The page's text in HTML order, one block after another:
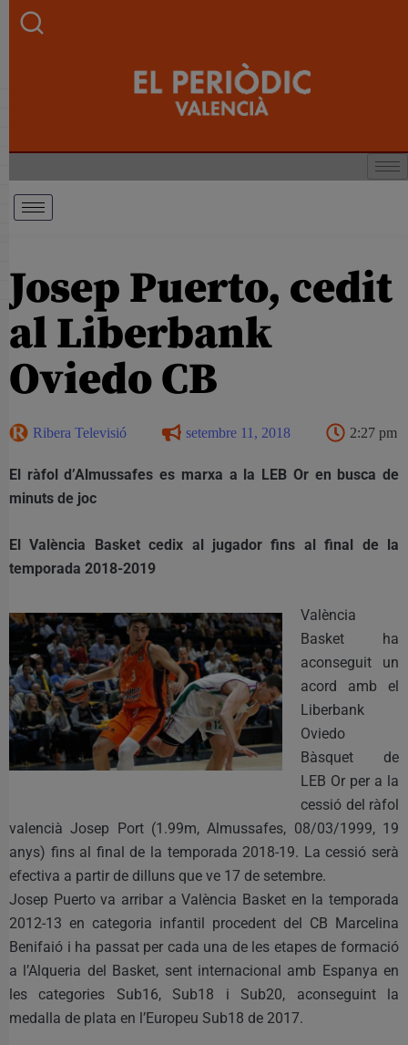
Josep Puerto, cedit
al Liberbank
Oviedo CB
Ribera Televisió setembre 11, 2018 2:27 pm
El ràfol d’Almussafes es marxa a la LEB Or en busca de
minuts de joc
El València Basket cedix al jugador fins al final de la
temporada 2018-2019
València
Basket ha
aconseguit un
acord amb el
Liberbank
Oviedo
Bàsquet de
LEB Or per a la
cessió del ràfol
valencià Josep Port (1.99m, Almussafes, 08/03/1999, 19
anys) fins al final de la temporada 2018-19. La cessió serà
efectiva a partir de dilluns que ve 17 de setembre.
Josep Puerto va arribar a València Basket en la temporada
2012-13 en categoria infantil procedent del CB Marcelina
Benifaió i ha passat per cada una de les etapes de formació
a l’Alqueria del Basket, sent internacional amb Espanya en
les categories Sub16, Sub18 i Sub20, aconseguint la
medalla de plata en l’Europeu Sub18 de 2017.